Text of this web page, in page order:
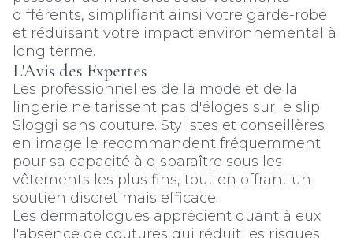
différents, simplifiant ainsi votre garde-robe
et réduisant votre impact environnemental à
long terme.
L'Avis des Expertes
Les professionnelles de la mode et de la
lingerie ne tarissent pas d'éloges sur le slip
Sloggi sans couture. Stylistes et conseillères
en image le recommandent fréquemment
pour sa capacité à disparaître sous les
vêtements les plus fins, tout en offrant un
soutien discret mais efficace.
Les dermatologues apprécient quant à eux
l'absence de coutures qui réduit les risques